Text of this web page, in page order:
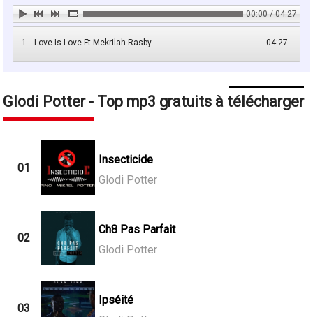
00:00 / 04:27
1 04:27
Love Is Love Ft Mekrilah-Rasby
Glodi Potter - Top mp3 gratuits à télécharger
01
Insecticide
Glodi Potter
02
Ch8 Pas Parfait
Glodi Potter
03
Ipséité